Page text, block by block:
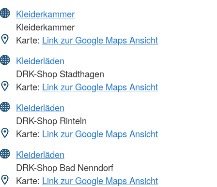
Kleiderkammer
Kleiderkammer
Karte: Link zur Google Maps Ansicht
Kleiderläden
DRK-Shop Stadthagen
Karte: Link zur Google Maps Ansicht
Kleiderläden
DRK-Shop Rinteln
Karte: Link zur Google Maps Ansicht
Kleiderläden
DRK-Shop Bad Nenndorf
Karte: Link zur Google Maps Ansicht